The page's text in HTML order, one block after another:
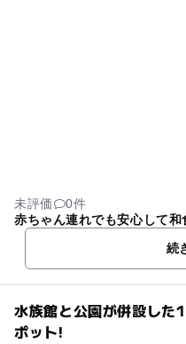
未評価
0件
赤ちゃん連れでも安心して和
続
水族館と公園が併設した
ポット!